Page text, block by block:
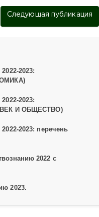
Следующая публикация
2023:
2023:
И ОБЩЕСТВО)
2023: перечень
2022 с
2023.